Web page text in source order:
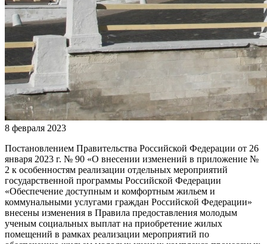
8 февраля 2023
Постановлением Правительства Российской Федерации от 26
января 2023 г. № 90 «О внесении изменений в приложение №
2 к особенностям реализации отдельных мероприятий
государственной программы Российской Федерации
«Обеспечение доступным и комфортным жильем и
коммунальными услугами граждан Российской Федерации»
внесены изменения в Правила предоставления молодым
ученым социальных выплат на приобретение жилых
помещений в рамках реализации мероприятий по